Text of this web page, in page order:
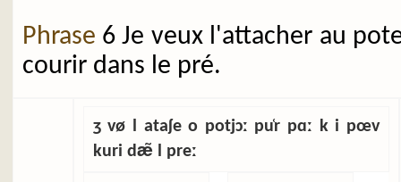
Phrase 6 Je veux l'attacher au
courir dans le pré.
ʒ vø l ataʃe o potjɔː pu̜r pɑː k i pœv
kuri dæ̃ l preː